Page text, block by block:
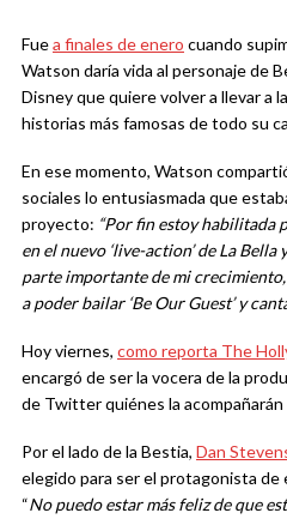
Fuea finales de enero cuando
Watson daría vida al personaje de
Disney que quiere volver a llevar a
historias más famosas de todo su
En ese momento, Watson
sociales lo entusiasmada que
proyecto: “Por fin estoy habilitada
en el nuevo ‘live-action’ de La
parte importante de mi
a poder bailar ‘Be Our Guest’ y
Hoy viernes, como reporta The
encargó de ser la vocera de la
de Twitter quiénes la
Por el lado de la Bestia, Dan
elegido para ser el protagonista
“No puedo estar más feliz de que